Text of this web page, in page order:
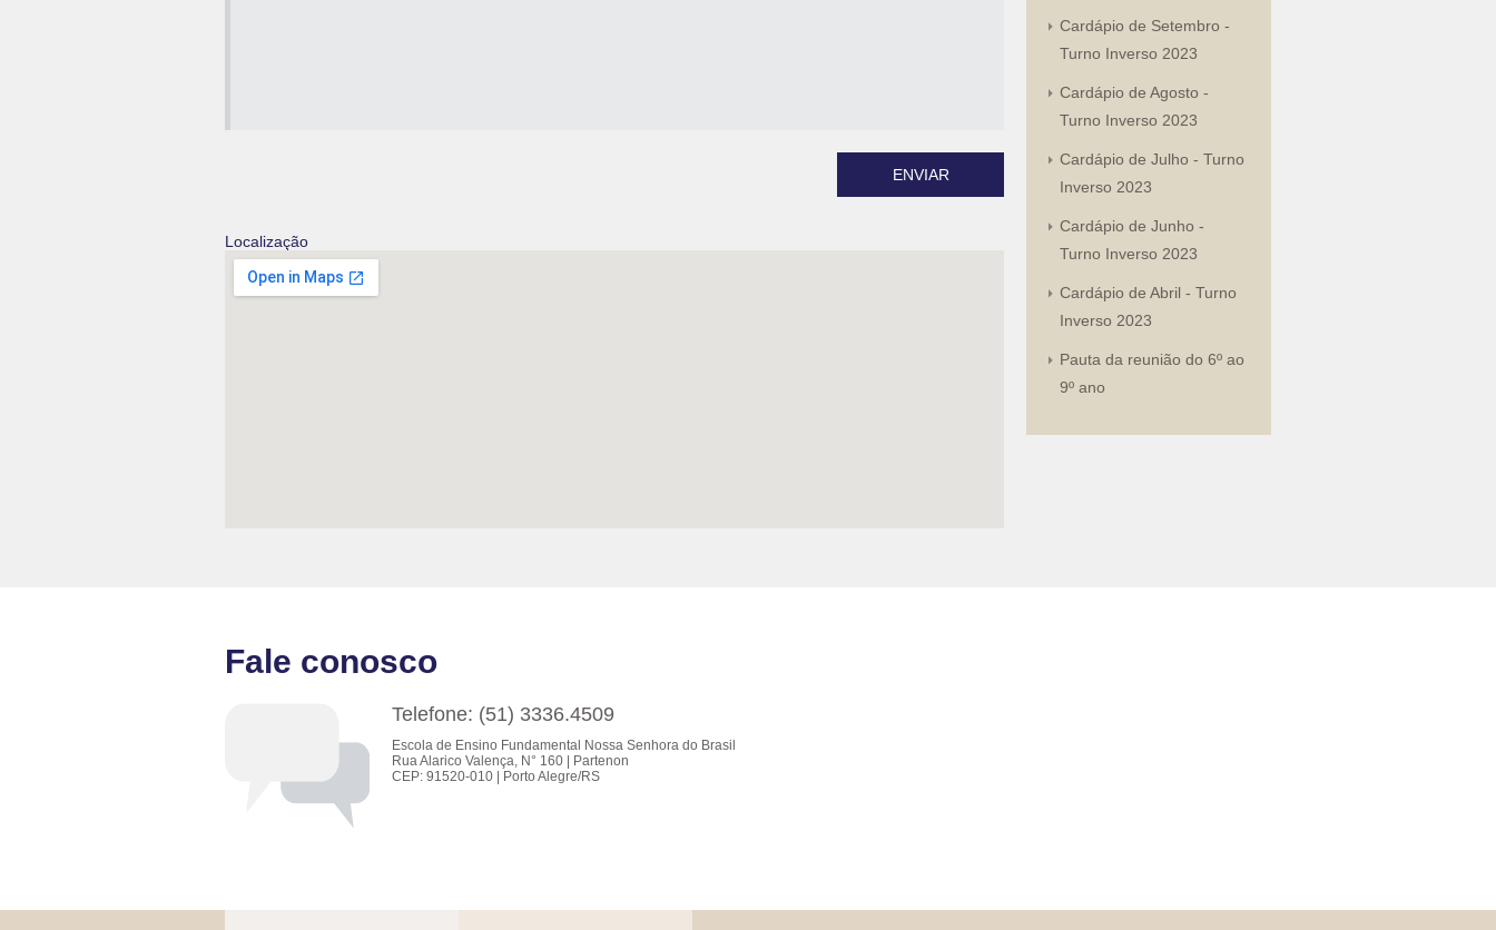
ENVIAR
Localização
Cardápio de Setembro -
Turno Inverso 2023
Cardápio de Agosto -
Turno Inverso 2023
Cardápio de Julho - Turno
Inverso 2023
Cardápio de Junho -
Turno Inverso 2023
Cardápio de Abril - Turno
Inverso 2023
Pauta da reunião do 6º ao
9º ano
Fale conosco
Telefone: (51) 3336.4509
Escola de Ensino Fundamental Nossa Senhora do Brasil
Rua Alarico Valença, N° 160 | Partenon
CEP: 91520-010 | Porto Alegre/RS